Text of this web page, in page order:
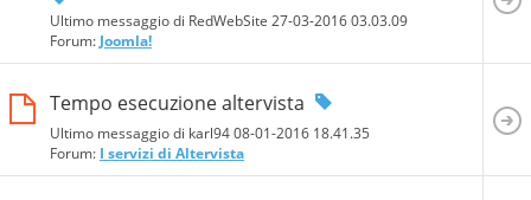
Ultimo messaggio di RedWebSite 27-03-201603.03.09
Forum:Joomla!
Tempo esecuzione altervista
Ultimo messaggio di karl94 08-01-2016 18.41.35
Forum: I servizi di Altervista